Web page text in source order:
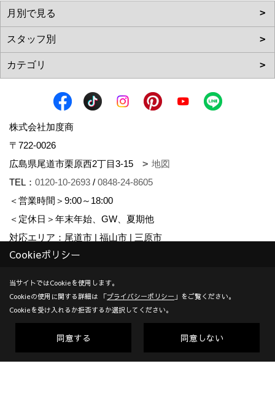
株式会社加度商
〒722-0026
広島県尾道市栗原西2丁目3-15
地図
TEL： 0120-10-2693 / 0848-24-8605
＜営業時間＞9:00～18:00
＜定休日＞年末年始、GW、夏期他
対応エリア：尾道市 | 福山市 | 三原市
創業：1953年
引業者免許 広島県知事(10)第5636号 | 一級建築士事務所登録
広島県知事登録22(1)第0655号
Produced byゴデスクリエイト
Cookieポリシー
当サイトではCookieを使用します。
Cookieの使用に関する詳細は 「プライバシーポリシー 」をご覧ください。
Cookieを受け入れるか拒否するか選択してください。
同意する 同意しない